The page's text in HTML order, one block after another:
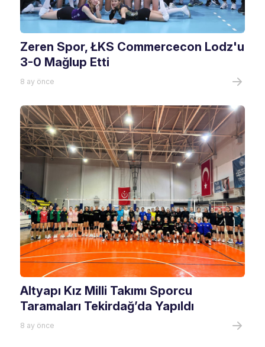
Zeren Spor, ŁKS Commercecon Lodz'u
3-0 Mağlup Etti
8 ay önce
Altyapı Kız Milli Takımı Sporcu
Taramaları Tekirdağ’da Yapıldı
8 ay önce